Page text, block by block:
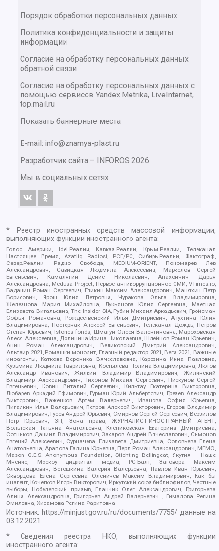
Порядок обработки персональных данных
Политика конфиденциальности и защиты
информации
Согласие на обработку персональных данных
обратной связи
Согласие на обработку персональных данных с
помощью сервисов Yandex.Metrika, LiveInternet,
top.mail.ru
Показать баннерные места
E-mail: info@znamya-plast.ru
Разработчик сайта – INFOROS 2026
Мы в социальных сетях:
* Реестр иностранных средств массовой информации,
выполняющих функции иностранного агента:
Голос Америки, Idel.Реалии, Кавказ.Реалии, Крым.Реалии, Телеканал
Настоящее Время, Azatliq Radiosi, PCE/PC, Сибирь.Реалии, Фактограф,
Север.Реалии, Радио Свобода, MEDIUM-ORIENT, Пономарев Лев
Александрович, Савицкая Людмила Алексеевна, Маркелов Сергей
Евгеньевич, Камалягин Денис Николаевич, Апахончич Дарья
Александровна, Medusa Project, Первое антикоррупционное СМИ, VTimes.io,
Баданин Роман Сергеевич, Гликин Максим Александрович, Маняхин Петр
Борисович, Ярош Юлия Петровна, Чуракова Ольга Владимировна,
Железнова Мария Михайловна, Лукьянова Юлия Сергеевна, Маетная
Елизавета Витальевна, The Insider SIA, Рубин Михаил Аркадьевич, Гройсман
Софья Романовна, Рождественский Илья Дмитриевич, Апухтина Юлия
Владимировна, Постернак Алексей Евгеньевич, Телеканал Дождь, Петров
Степан Юрьевич, Istories fonds, Шмагун Олеся Валентиновна, Мароховская
Алеся Алексеевна, Долинина Ирина Николаевна, Шлейнов Роман Юрьевич,
Анин Роман Александрович, Великовский Дмитрий Александрович,
Альтаир 2021, Ромашки монолит, Главный редактор 2021, Вега 2021, Важные
иноагенты, Каткова Вероника Вячеславовна, Карезина Инна Павловна,
Кузьмина Людмила Гавриловна, Костылева Полина Владимировна, Лютов
Александр Иванович, Жилкин Владимир Владимирович, Жилинский
Владимир Александрович, Тихонов Михаил Сергеевич, Пискунов Сергей
Евгеньевич, Ковин Виталий Сергеевич, Кильтау Екатерина Викторовна,
Любарев Аркадий Ефимович, Гурман Юрий Альбертович, Грезев Александр
Викторович, Важенков Артем Валерьевич, Иванова София Юрьевна,
Пигалкин Илья Валерьевич, Петров Алексей Викторович, Егоров Владимир
Владимирович, Гусев Андрей Юрьевич, Смирнов Сергей Сергеевич, Верзилов
Петр Юрьевич, ЗП, Зона права, ЖУРНАЛИСТ-ИНОСТРАННЫЙ АГЕНТ,
Вольтская Татьяна Анатольевна, Клепиковская Екатерина Дмитриевна,
Сотников Даниил Владимирович, Захаров Андрей Вячеславович, Симонов
Евгений Алексеевич, Сурначева Елизавета Дмитриевна, Соловьева Елена
Анатольевна, Арапова Галина Юрьевна, Перл Роман Александрович, МЕМО,
Mason G.E.S. Anonymous Foundation, Stichting Bellingcat, Якутия – Наше
Мнение, Москоу диджитал медиа, РС-Балт, Заговора Максим
Александрович, Ветошкина Валерия Валерьевна, Павлов Иван Юрьевич,
Скворцова Елена Сергеевна, Оленичев Максим Владимирович, Как бы
инагент, Кочетков Игорь Викторович, Иркутский союз библиофилов, Честные
выборы, Нобелевский призыв, Еланчик Олег Александрович, Григорьева
Алина Александровна, Григорьев Андрей Валерьевич , Гималова Регина
Эмилевна, Хисамова Регина Фаритовна
Источник:https://minjust.gov.ru/ru/documents/7755/ данные на
03.12.2021
* Сведения реестра НКО, выполняющих функции
иностранного агента: